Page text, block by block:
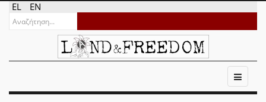
EL EN